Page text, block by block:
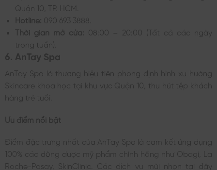
Quận 10, TP. HCM.
Hotline: 090 693 3888.
Thời gian mở cửa: 08:00 – 20:00 (Tất cả các ngày
trong tuần).
6. AnTay Spa
AnTay Spa là thương hiệu tiên phong định hình xu hướng
Skincare khoa học tại khu vực Quận 10, thu hút tệp khách
hàng trẻ tuổi.
Ưu điểm nổi bật
Điểm đặc trưng nhất của AnTay Spa là cam kết ứng dụng
100% các dòng dược mỹ phẩm chính hãng như Obagi, La
Roche-Posay, SkinClinic. Các dịch vụ mũi nhọn tại đây